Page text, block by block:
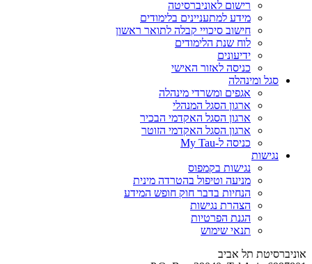
רישום לאוניברסיטה
מידע למתעניינים בלימודים
חישוב סיכויי קבלה לתואר ראשון
לוח שנת הלימודים
ידיעונים
כניסה לאזור האישי
סגל ומינהלה
אגפים ומשרדי מינהלה
ארגון הסגל המנהלי
ארגון הסגל האקדמי הבכיר
ארגון הסגל האקדמי הזוטר
כניסה ל-My Tau
נגישות
נגישות בקמפוס
מניעה וטיפול בהטרדה מינית
הנחיות בדבר חוק חופש המידע
הצהרת נגישות
הגנת הפרטיות
תנאי שימוש
אוניברסיטת תל אביב